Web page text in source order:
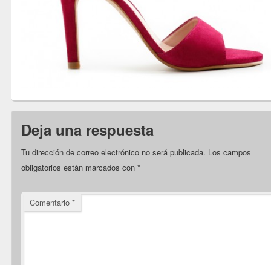
Deja una respuesta
Tu dirección de correo electrónico no será publicada. Los campos
obligatorios están marcados con*
Comentario*